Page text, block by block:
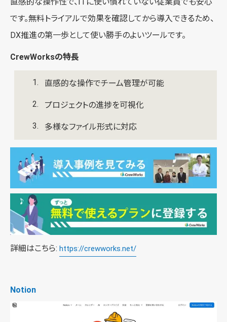
です。無料トライアルで効果を確認してから導入できるため、
DX推進の第一歩として使い勝手のよいツールです。
CrewWorksの特長
直感的な操作でチーム管理が可能
プロジェクトの進捗を可視化
多様なファイル形式に対応
詳細はこちら: https://crewworks.net/
Notion